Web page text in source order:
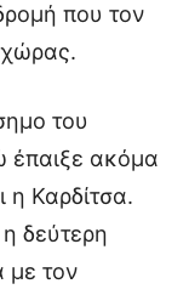
που τον
του
έπαιξε ακόμα
η Καρδίτσα.
δεύτερη
με τον